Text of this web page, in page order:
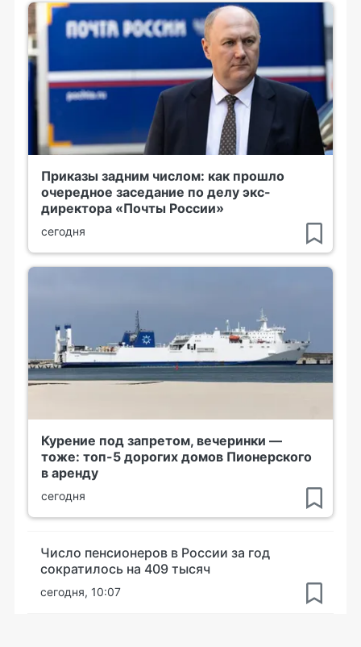
Приказы задним числом: как прошло
очередное заседание по делу экс-
директора «Почты России»
сегодня
Курение под запретом, вечеринки —
тоже: топ-5 дорогих домов Пионерского
в аренду
сегодня
Число пенсионеров в России за год
сократилось на 409 тысяч
сегодня, 10:07